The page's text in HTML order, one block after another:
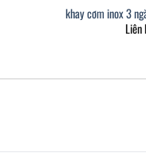
khay cơm inox 3
Liên